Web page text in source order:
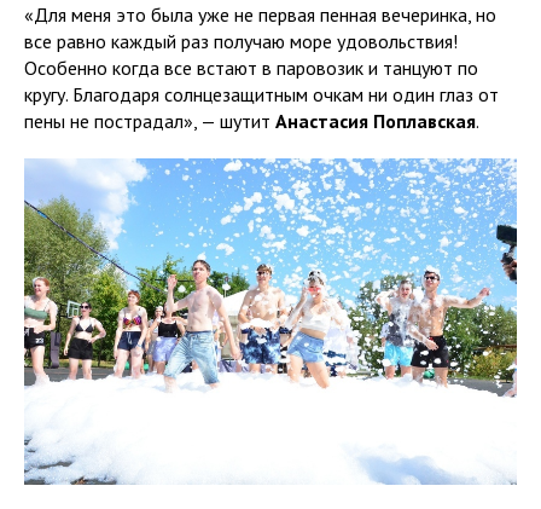
«Для меня это была уже не первая пенная вечеринка, но
все равно каждый раз получаю море удовольствия!
Особенно когда все встают в паровозик и танцуют по
кругу. Благодаря солнцезащитным очкам ни один глаз от
пены не пострадал», — шутит Анастасия Поплавская.